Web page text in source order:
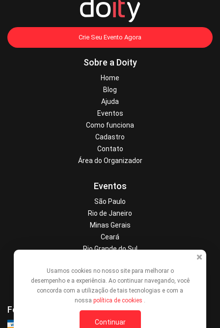
Crie Seu Evento Agora
Sobre a Doity
Home
Blog
Ajuda
Eventos
Como funciona
Cadastro
Contato
Área do Organizador
Eventos
São Paulo
Rio de Janeiro
Minas Gerais
Ceará
Rio Grande do Sul
Alagoas
Pernambuco
Formas de Pagamento
Usamos cookies no nosso site para melhorar o
desempenho e a experiência. Ao continuar navegando, você
concorda com a utilização de tais tecnologias e com a
nossa política de cookies .
Continuar